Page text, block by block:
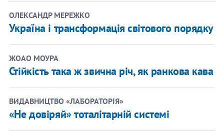
ОЛЕКСАНДР МЕРЕЖКО
Україна і трансформація світового порядку
ЖОАО МОУРА
Стійкість така ж звична річ, як ранкова кава
ВИДАВНИЦТВО «ЛАБОРАТОРІЯ»
«Не довіряй» тоталітарній системі